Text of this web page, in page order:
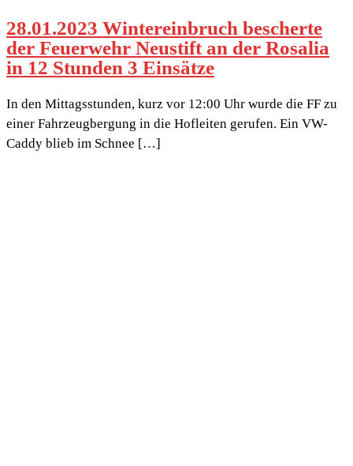
28.01.2023 Wintereinbruch bescherte
der Feuerwehr Neustift an der Rosalia
in 12 Stunden 3 Einsätze
In den Mittagsstunden, kurz vor 12:00 Uhr wurde die FF zu
einer Fahrzeugbergung in die Hofleiten gerufen. Ein VW-
Caddy blieb im Schnee […]